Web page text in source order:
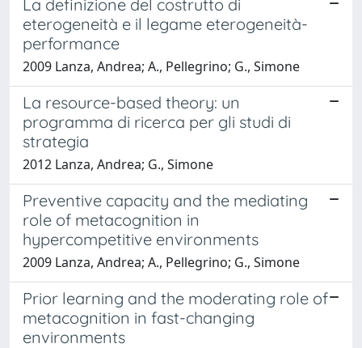
La definizione del costrutto di
eterogeneità e il legame eterogeneità-
performance
2009 Lanza, Andrea; A., Pellegrino; G., Simone
La resource-based theory: un
programma di ricerca per gli studi di
strategia
2012 Lanza, Andrea; G., Simone
Preventive capacity and the mediating
role of metacognition in
hypercompetitive environments
2009 Lanza, Andrea; A., Pellegrino; G., Simone
Prior learning and the moderating role of
metacognition in fast-changing
environments